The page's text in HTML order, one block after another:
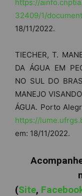
https://
32409/1/
18/11/2022.
TIECHER, T.
DA ÁGUA EM
NO SUL DO
MANEJO
ÁGUA. Porto
https://
em: 18/11/2022.
(Site,